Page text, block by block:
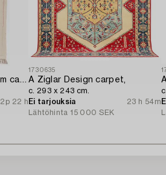
A hand-embroidered Kelim carpet,
2p 22 h
1730635
A Ziglar Design carpet,
c. 293 x 243 cm.
Ei tarjouksia
23 h 54m
Lähtöhinta 15 000 SEK